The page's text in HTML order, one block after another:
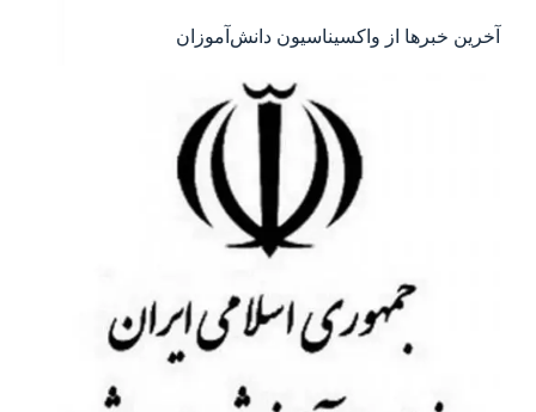
آخرین خبرها از واکسیناسیون دانش‌آموزان